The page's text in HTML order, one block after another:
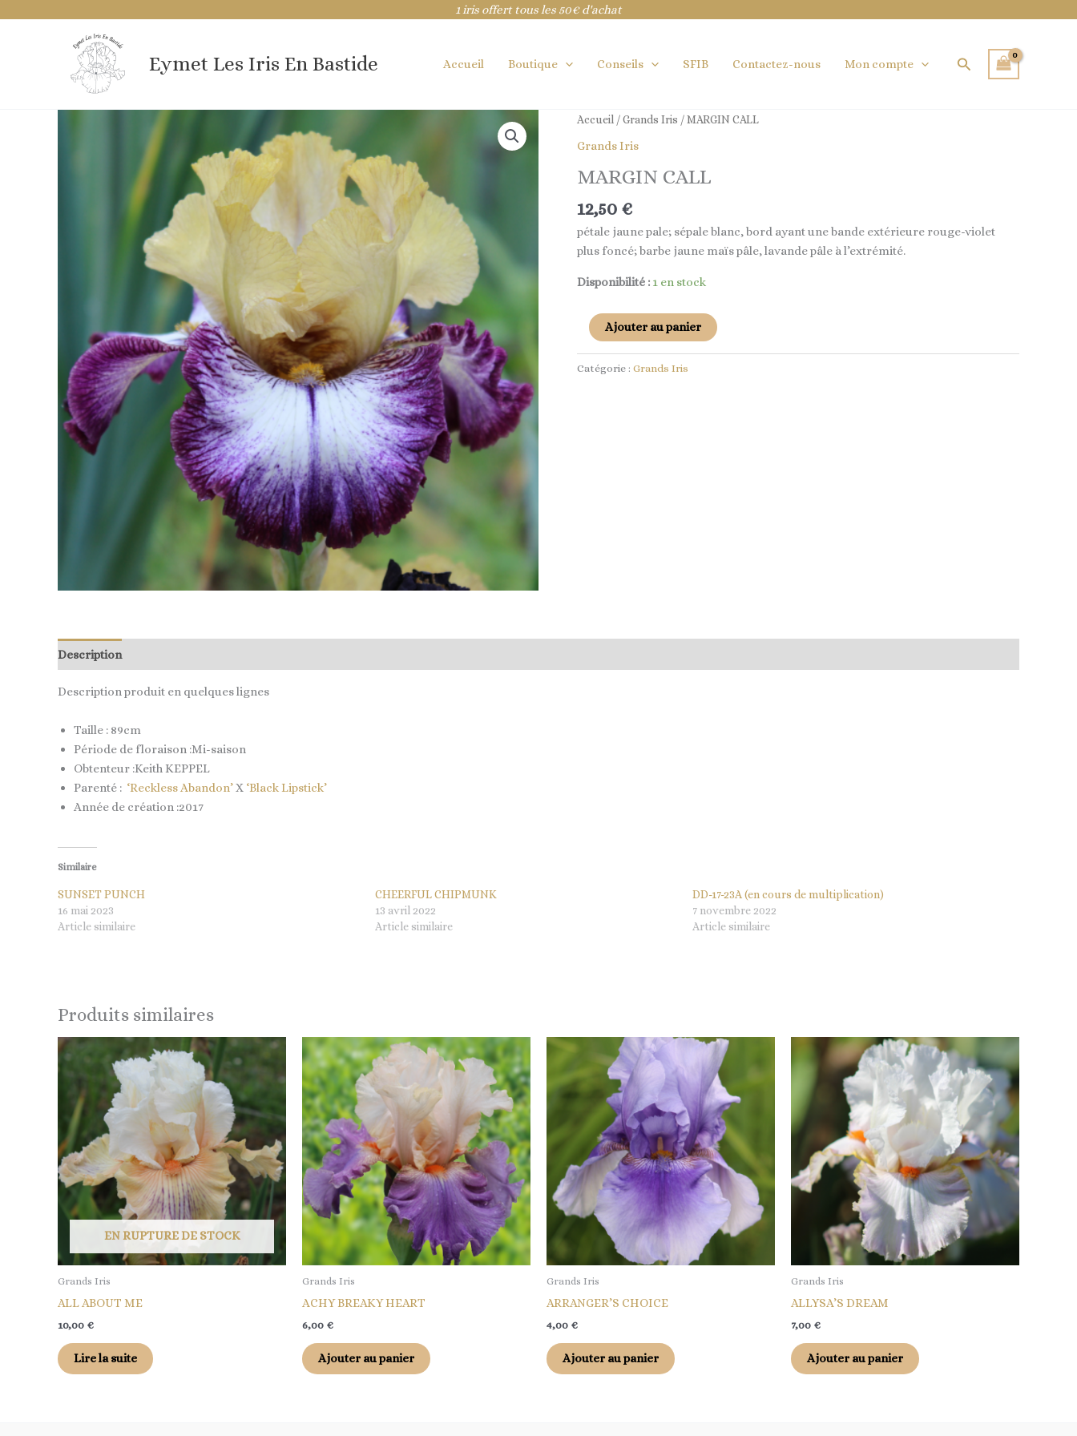
1 iris offert tous les 50€ d'achat
Eymet Les Iris En Bastide Accueil Boutique Conseils SFIB Contactez-nous Mon compte Rechercher
Accueil /Grands Iris / MARGIN CALL
Grands Iris
MARGIN CALL
12,50 €
pétale jaune pale; sépale blanc, bord ayant une bande extérieure rouge-violet
plus foncé; barbe jaune maïs pâle, lavande pâle à l’extrémité.
Disponibilité : 1 en stock
quantité
CALL
Ajouter au panier
Catégorie : Grands Iris
Description
Description produit en quelques lignes
Taille : 89cm
Période de floraison :Mi-saison
Obtenteur :Keith KEPPEL
Parenté : ‘Reckless Abandon’X ‘Black Lipstick’
Année de création :2017
Similaire
SUNSET PUNCH
16 mai 2023
Article similaire
CHEERFUL CHIPMUNK
13 avril 2022
Article similaire
DD-17-23A (en cours de multiplication)
7 novembre 2022
Article similaire
Produits similaires
EN RUPTURE DE STOCK
Grands Iris
ALL ABOUT ME
10,00 €
Lire la suite
Grands Iris
ACHY BREAKY HEART
6,00 €
Ajouter au panier
Grands Iris
ARRANGER’S CHOICE
4,00 €
Ajouter au panier
Grands Iris
ALLYSA’S DREAM
7,00 €
Ajouter au panier